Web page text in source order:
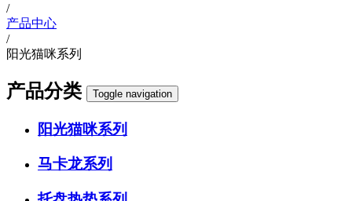
/
产品中心
/
阳光猫咪系列
产品分类 Toggle navigation
阳光猫咪系列
马卡龙系列